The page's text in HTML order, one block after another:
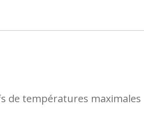
de températures maximales